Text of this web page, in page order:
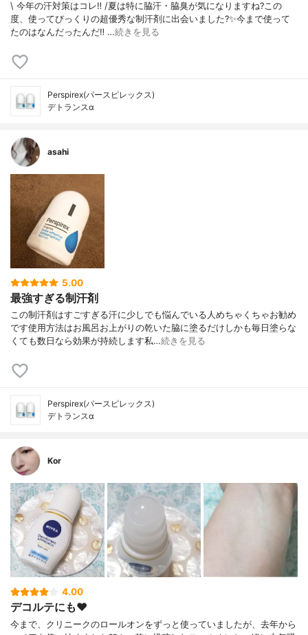
\ 今年の汗対策はコレ‼︎ /夏は特に脇汗・脇臭が気になりますね?この
度、使ってびっくりの超優秀な制汗剤に出会いました?✨今まで使って
たのはなんだったんだ‼ ︎…続きを見る
Perspirex(パースピレックス)
デトランスα
asahi
5.00
最強すぎる制汗剤
この制汗剤はすごすぎる汗に少しでも悩んでいる人めちゃくちゃお勧め
です使用方法はお風呂お上がりの乾いた脇に塗るだけしかも毎日塗らな
くても数日なら効果が持続します私…続きを見る
Perspirex(パースピレックス)
デトランスα
Kor
4.00
デコルテにも❤️
今まで、クリニークのロールオンをずっと使っていましたが、去年から